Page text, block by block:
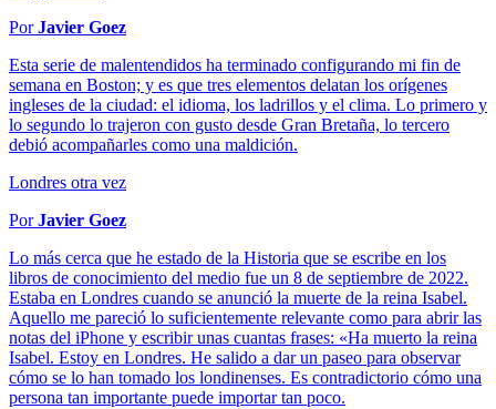
PorJavier Goez
Esta serie de malentendidos ha terminado configurando mi fin de
semana en Boston; y es que tres elementos delatan los orígenes
ingleses de la ciudad: el idioma, los ladrillos y el clima. Lo primero y
lo segundo lo trajeron con gusto desde Gran Bretaña, lo tercero
debió acompañarles como una maldición.
Londres otra vez
PorJavier Goez
Lo más cerca que he estado de la Historia que se escribe en los
libros de conocimiento del medio fue un 8 de septiembre de 2022.
Estaba en Londres cuando se anunció la muerte de la reina Isabel.
Aquello me pareció lo suficientemente relevante como para abrir las
notas del iPhone y escribir unas cuantas frases: «Ha muerto la reina
Isabel. Estoy en Londres. He salido a dar un paseo para observar
cómo se lo han tomado los londinenses. Es contradictorio cómo una
persona tan importante puede importar tan poco.